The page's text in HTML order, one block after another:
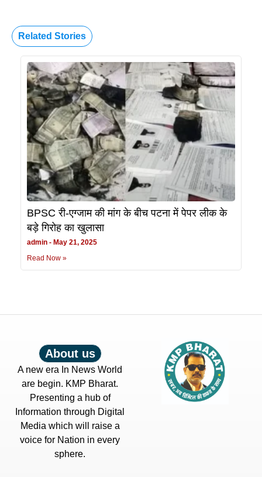
Related Stories
BPSC री-एग्जाम की मांग के बीच पटना में पेपर लीक के
बड़े गिरोह का खुलासा
admin
May 21, 2025
Read Now »
About us
A new era In News World
are begin. KMP Bharat.
Presenting a hub of
Information through Digital
Media which will raise a
voice for Nation in every
sphere.